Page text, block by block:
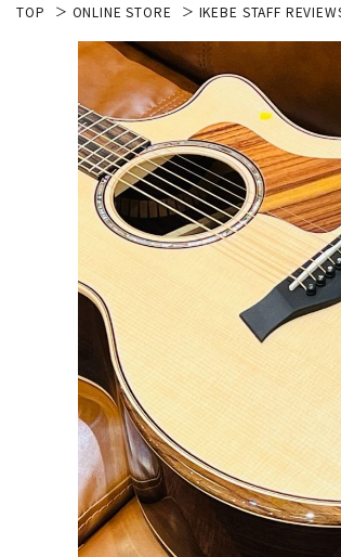
エレキギター
キーボード
DJ機器
TOP ONLINE STORE IKEBE STAFF